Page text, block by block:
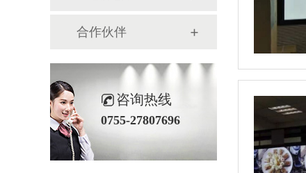
合作伙伴
咨询热线
0755-27807696